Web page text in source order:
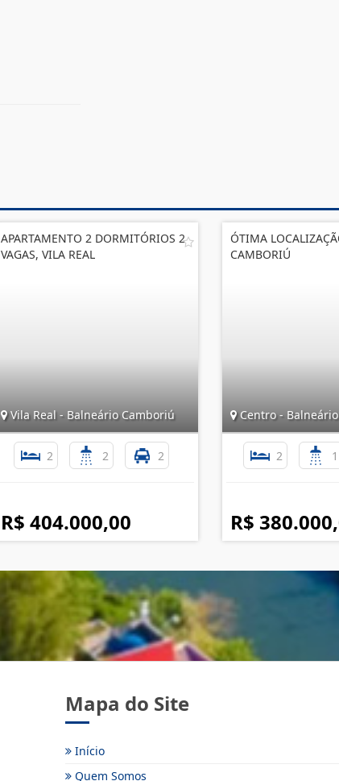
APARTAMENTO 2 DORMITÓRIOS 2
VAGAS, VILA REAL
Vila Real - Balneário Camboriú
2 2 2
R$ 404.000,00
ÓTIMA
CAMBORIÚ
Centro -
2 1
R$
Mapa do Site
Início
Quem Somos